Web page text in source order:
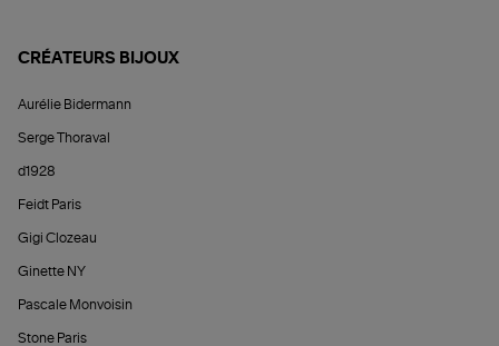
CRÉATEURS BIJOUX
Aurélie Bidermann
Serge Thoraval
d1928
Feidt Paris
Gigi Clozeau
Ginette NY
Pascale Monvoisin
Stone Paris